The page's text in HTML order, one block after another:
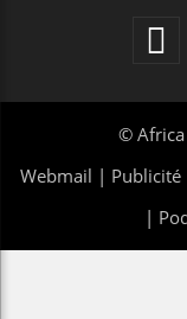
© Africa
Webmail | Publicité
|